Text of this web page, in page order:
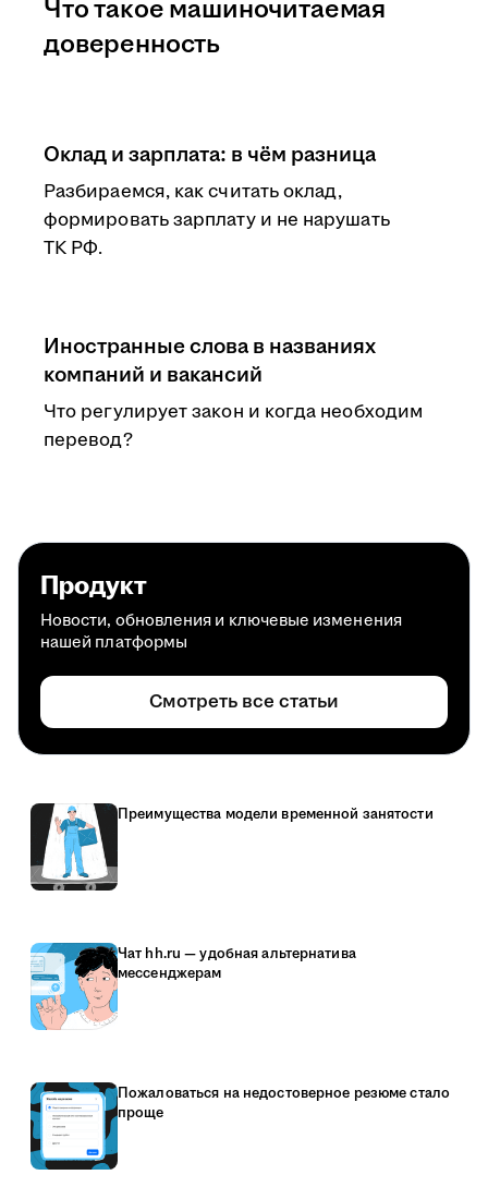
Оклад и зарплата: в чём разница
Разбираемся, как считать оклад,
формировать зарплату и не нарушать
ТК РФ.
Иностранные слова в названиях
компаний и вакансий
Что регулирует закон и когда необходим
перевод?
Что такое машиночитаемая
доверенность
Продукт
Новости, обновления и ключевые изменения
нашей платформы
Смотреть все статьи
Преимущества модели временной занятости
Чат hh.ru — удобная альтернатива
мессенджерам
Пожаловаться на недостоверное резюме стало
проще